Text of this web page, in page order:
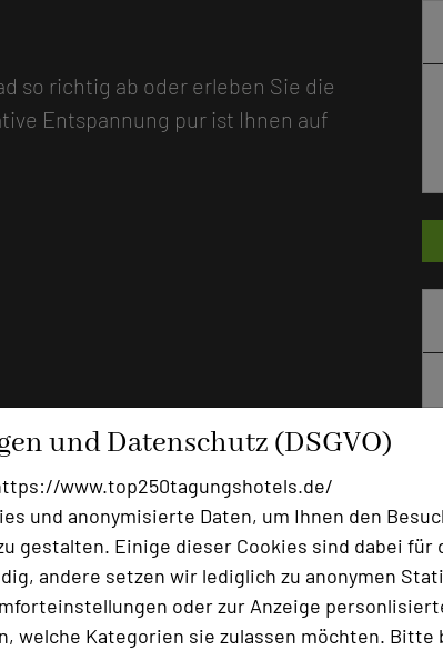
und Datenschutz (DSGVO)
www.top250tagungshotels.de/
und anonymisierte Daten, um Ihnen den
gestalten. Einige dieser Cookies sind dabei für
andere setzen wir lediglich zu anonymen
oder zur Anzeige
welche Kategorien sie zulassen möchten. Bitte
so richtig ab oder erleben Sie die
Entspannung pur ist Ihnen auf